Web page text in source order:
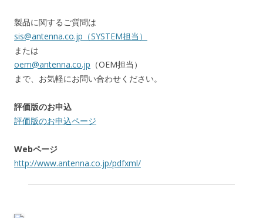
製品に関するご質問は
sis@antenna.co.jp（SYSTEM担当）
または
oem@antenna.co.jp （OEM担当）
まで、お気軽にお問い合わせください。
評価版のお申込
評価版のお申込ページ
Webページ
http://www.antenna.co.jp/pdfxml/